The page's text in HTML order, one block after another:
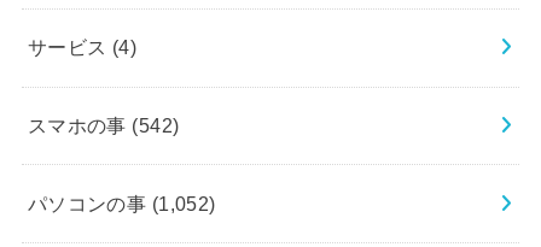
サービス (4)
スマホの事 (542)
パソコンの事 (1,052)